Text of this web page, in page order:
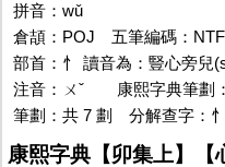
拼音：wǔ
倉頡：POJ
五筆編碼：
部首：忄 讀音為：豎心旁兒
注音：ㄨˇ
康熙字典筆劃
筆劃：共 7 劃 分解查字：
康熙字典【卯集上】【